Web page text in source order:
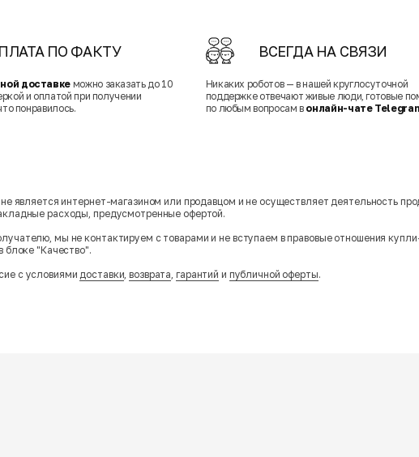
ПО ФАКТУ
доставке можно заказать до 10
и оплатой при получении
понравилось.
ВСЕГДА НА СВЯЗИ
Никаких роботов — в нашей круглосуточной
поддержке отвечают живые люди, готовые
по любым вопросам в онлайн-чате
является интернет-магазином или продавцом и не осуществляет деятельность
расходы, предусмотренные офертой.
мы не контактируем с товарами и не вступаем в правовые отношения
блоке "Качество".
с условиямидоставки,возврата, гарантий и публичной оферты.